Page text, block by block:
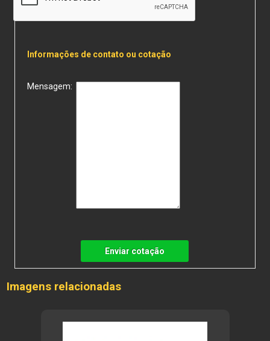
Informações de contato ou cotação
Mensagem:
Enviar cotação
Imagens relacionadas